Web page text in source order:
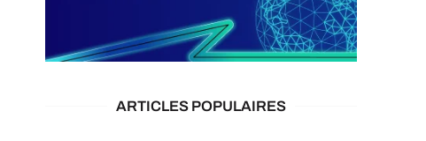
ARTICLES POPULAIRES